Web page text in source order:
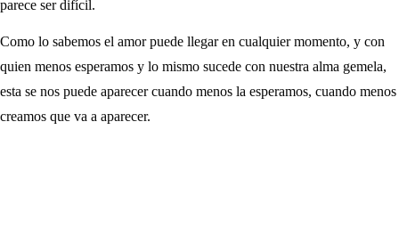
parece ser difícil.
Como lo sabemos el amor puede llegar en cualquier momento, y con
quien menos esperamos y lo mismo sucede con nuestra alma gemela,
esta se nos puede aparecer cuando menos la esperamos, cuando menos
creamos que va a aparecer.